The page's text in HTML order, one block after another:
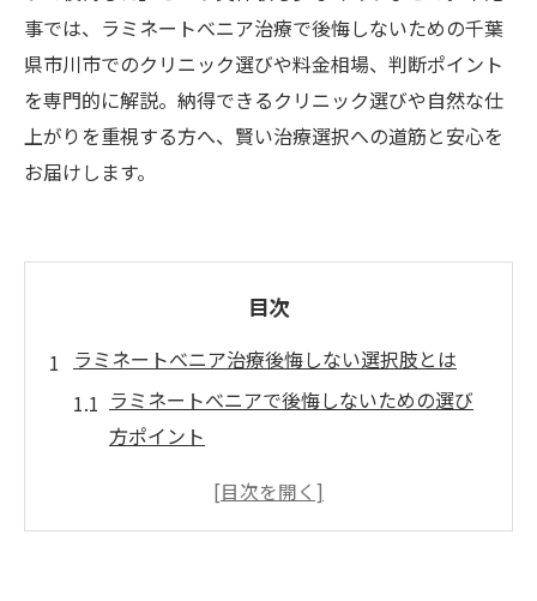
事では、ラミネートべニア治療で後悔しないための千葉
県市川市でのクリニック選びや料金相場、判断ポイント
を専門的に解説。納得できるクリニック選びや自然な仕
上がりを重視する方へ、賢い治療選択への道筋と安心を
お届けします。
目次
ラミネートべニア治療後悔しない選択肢とは
ラミネートべニアで後悔しないための選び
方ポイント
前歯ラミネートべニアの後悔理由と回避策